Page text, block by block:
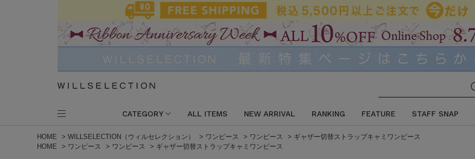
CATEGORY ALL ITEMS NEW ARRIVAL RANKING FEATURE STAFF SNAP
HOME > WILLSELECTION（ウィルセレクション） > ワンピース > ワンピース > ギャザー切替ストラップキャミワンピース
HOME
> ワンピース > ワンピース > ギャザー切替ストラップキャミワンピース